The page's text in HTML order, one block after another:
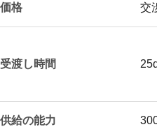
価格 交
受渡し時間
供給の能力